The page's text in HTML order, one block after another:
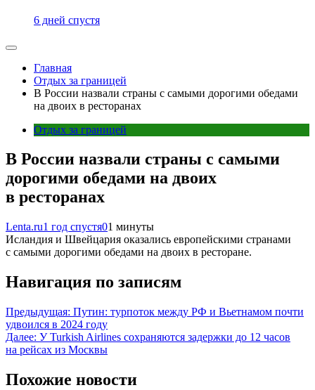
6 дней спустя
Главная
Отдых за границей
В России назвали страны с самыми дорогими обедами
на двоих в ресторанах
Отдых за границей
В России назвали страны с самыми
дорогими обедами на двоих
в ресторанах
Lenta.ru1 год спустя01 минуты
Исландия и Швейцария оказались европейскими странами
с самыми дорогими обедами на двоих в ресторане.
Навигация по записям
Предыдущая: Путин: турпоток между РФ и Вьетнамом почти
удвоился в 2024 году
Далее: У Turkish Airlines сохраняются задержки до 12 часов
на рейсах из Москвы
Похожие новости